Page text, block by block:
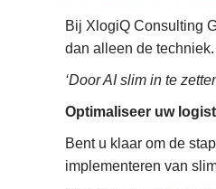
Bij XlogiQ Consulting
dan alleen de
‘Door AI slim in te
Optimaliseer uw
Bent u klaar om de
implementeren van